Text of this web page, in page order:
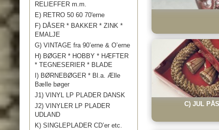
RELIEFFER m.m.
E) RETRO 50 60 70'erne
F) DÅSER * BAKKER * ZINK *
EMALJE
G) VINTAGE fra 90’erne & O’erne
H) BØGER * HOBBY * HÆFTER
* TEGNESERIER * BLADE
I) BØRNEBØGER * Bl.a. Ælle
Bælle bøger
J1) VINYL LP PLADER DANSK
J2) VINYLER LP PLADER
UDLAND
K) SINGLEPLADER CD’er etc.
C) JUL